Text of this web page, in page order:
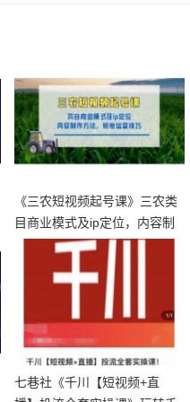
《三农短视频起号课》三农类
目商业模式及ip定位，内容制
七巷社《千川【短视频+直